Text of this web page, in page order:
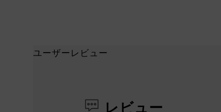
ユーザーレビュー
レビュー